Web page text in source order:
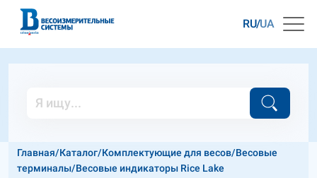
RU UA
Главная/Каталог/Комплектующие для весов/Весовые
терминалы/Весовые индикаторы Rice Lake